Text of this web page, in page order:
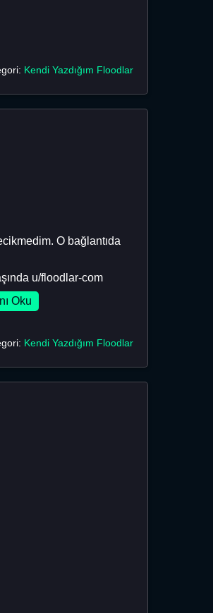
Kendi Yazdığım Floodlar
O bağlantıda
u/floodlar-com
Oku
Kendi Yazdığım Floodlar